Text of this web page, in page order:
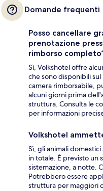
Domande frequenti
Posso cancellare
prenotazione
rimborso
Sì, Volkshotel offre
che sono disponibili
camera rimborsabile,
alcuni giorni prima
struttura. Consulta le
per informazioni
Volkshotel
Sì, gli animali
in totale. È previsto un
sistemazione, a notte.
Potrebbero essere
struttura per maggiori